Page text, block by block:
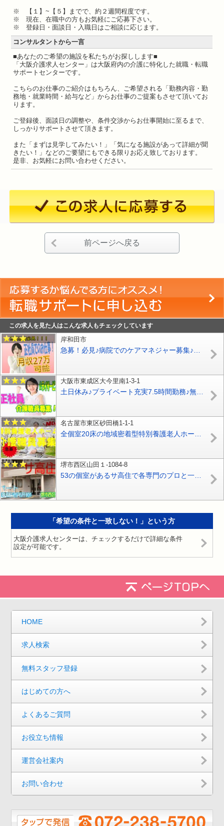
※ 【１】~【５】までで、約２週間程度です。
※ 現在、在職中の方もお気軽にご応募下さい。
※ 登録日・面談日・入職日はご相談に応じます。
コンサルタントから一言
■あなたのご希望の施設を私たちがお探しします■
「大阪介護求人センター」は大阪府内の介護に特化した就職・転職
サポートセンターです。
こちらのお仕事のご紹介はもちろん、ご希望される「勤務内容・勤
務地・就業時間・給与など」からお仕事のご提案もさせて頂いてお
ります。
ご登録後、面談日の調整や、条件交渉からお仕事開始に至るまで、
しっかりサポートさせて頂きます。
また「まずは見学してみたい！」「気になる施設があって詳細が聞
きたい！」などのご要望にもできる限りお応え致しております。
是非、お気軽にお問い合わせください。
前ページへ戻る
この求人を見た人はこんな求人もチェックしています
岸和田市
大阪市東成区大今里南1-3-1
名古屋市東区砂田橋1-1-1
堺市西区山田１-1084-8
「希望の条件と一致しない！」という方
大阪介護求人センターは、チェックするだけで詳細な条件
設定が可能です。
HOME
求人検索
無料スタッフ登録
はじめての方へ
よくあるご質問
お役立ち情報
運営会社案内
お問い合わせ